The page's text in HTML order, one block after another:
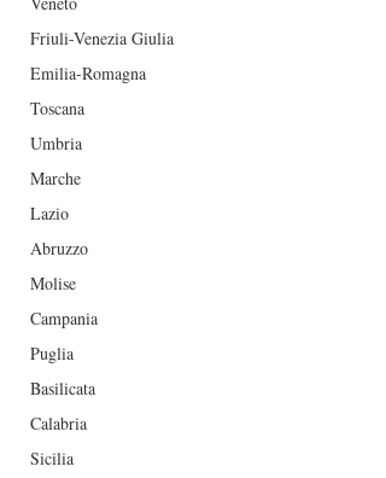
Friuli-Venezia Giulia
Emilia-Romagna
Toscana
Umbria
Marche
Lazio
Abruzzo
Molise
Campania
Puglia
Basilicata
Calabria
Sicilia